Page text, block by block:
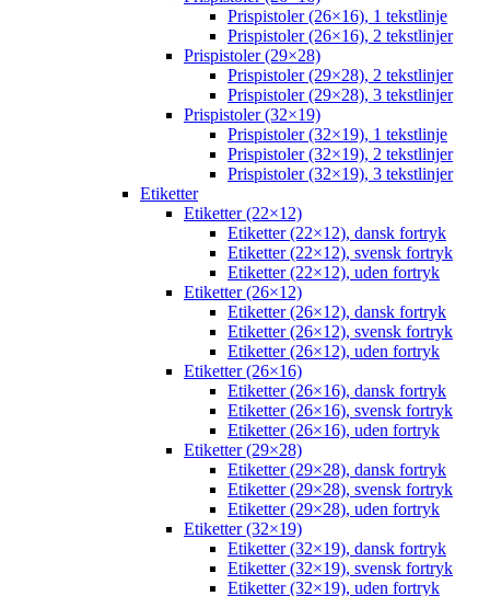
Prispistoler (26×16), 1 tekstlinje
Prispistoler (26×16), 2 tekstlinjer
Prispistoler (29×28)
Prispistoler (29×28), 2 tekstlinjer
Prispistoler (29×28), 3 tekstlinjer
Prispistoler (32×19)
Prispistoler (32×19), 1 tekstlinje
Prispistoler (32×19), 2 tekstlinjer
Prispistoler (32×19), 3 tekstlinjer
Etiketter
Etiketter (22×12)
Etiketter (22×12), dansk fortryk
Etiketter (22×12), svensk fortryk
Etiketter (22×12), uden fortryk
Etiketter (26×12)
Etiketter (26×12), dansk fortryk
Etiketter (26×12), svensk fortryk
Etiketter (26×12), uden fortryk
Etiketter (26×16)
Etiketter (26×16), dansk fortryk
Etiketter (26×16), svensk fortryk
Etiketter (26×16), uden fortryk
Etiketter (29×28)
Etiketter (29×28), dansk fortryk
Etiketter (29×28), svensk fortryk
Etiketter (29×28), uden fortryk
Etiketter (32×19)
Etiketter (32×19), dansk fortryk
Etiketter (32×19), svensk fortryk
Etiketter (32×19), uden fortryk